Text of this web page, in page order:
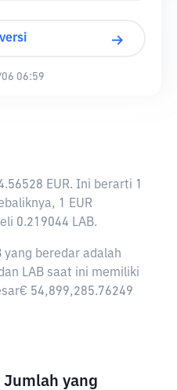
06:59
EUR. Ini berarti 1
1 EUR
0.219044 LAB.
yang beredar adalah
LAB saat ini memiliki
54,899,285.76249
Jumlah yang